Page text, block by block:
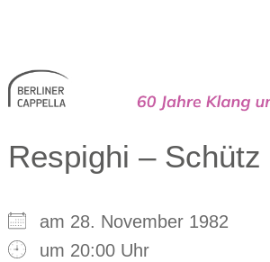
Respighi – Schütz
am 28. November 1982
um 20:00 Uhr